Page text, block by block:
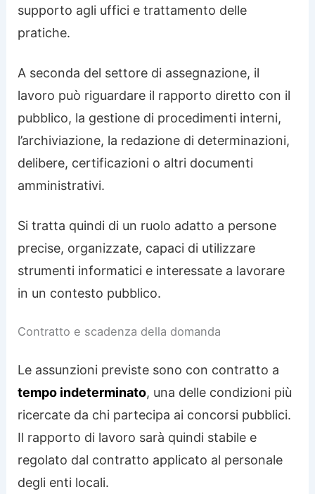
supporto agli uffici e trattamento delle
pratiche.
A seconda del settore di assegnazione, il
lavoro può riguardare il rapporto diretto con il
pubblico, la gestione di procedimenti interni,
l’archiviazione, la redazione di determinazioni,
delibere, certificazioni o altri documenti
amministrativi.
Si tratta quindi di un ruolo adatto a persone
precise, organizzate, capaci di utilizzare
strumenti informatici e interessate a lavorare
in un contesto pubblico.
Contratto e scadenza della domanda
Le assunzioni previste sono con contratto a
tempo indeterminato, una delle condizioni più
ricercate da chi partecipa ai concorsi pubblici.
Il rapporto di lavoro sarà quindi stabile e
regolato dal contratto applicato al personale
degli enti locali.